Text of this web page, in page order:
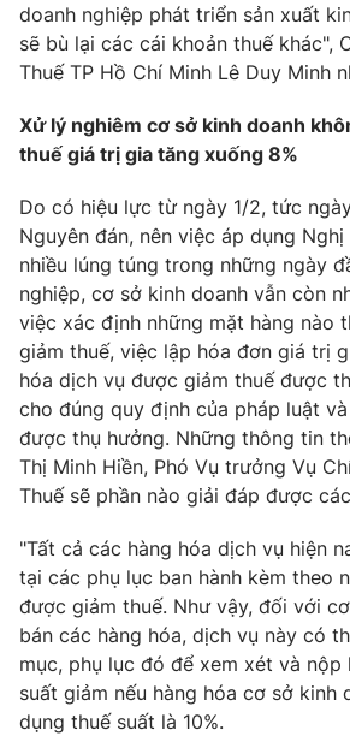
doanh nghiệp phát triển sản xuất
sẽ bù lại các cái khoản thuế khác",
Thuế TP Hồ Chí Minh Lê Duy Minh
Xử lý nghiêm cơ sở kinh doanh
thuế giá trị gia tăng xuống 8%
Do có hiệu lực từ ngày 1/2, tức
Nguyên đán, nên việc áp dụng
nhiều lúng túng trong những ngày
nghiệp, cơ sở kinh doanh vẫn còn
việc xác định những mặt hàng nào
giảm thuế, việc lập hóa đơn giá trị
hóa dịch vụ được giảm thuế được
cho đúng quy định của pháp luật
được thụ hưởng. Những thông tin
Thị Minh Hiền, Phó Vụ trưởng Vụ
Thuế sẽ phần nào giải đáp được
"Tất cả các hàng hóa dịch vụ hiện
tại các phụ lục ban hành kèm theo
được giảm thuế. Như vậy, đối với
bán các hàng hóa, dịch vụ này có
mục, phụ lục đó để xem xét và nộp
suất giảm nếu hàng hóa cơ sở kinh
dụng thuế suất là 10%.